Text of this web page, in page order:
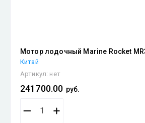
Мотор лодочный Marine Rocket
Китай
Артикул: нет
241700.00 руб.